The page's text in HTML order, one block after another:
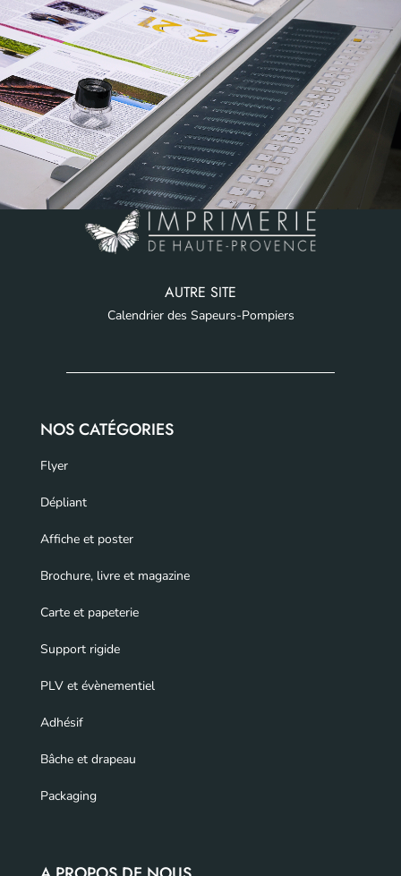
AUTRE SITE
Calendrier des Sapeurs-Pompiers
NOS CATÉGORIES
Flyer
Dépliant
Affiche et poster
Brochure, livre et magazine
Carte et papeterie
Support rigide
PLV et évènementiel
Adhésif
Bâche et drapeau
Packaging